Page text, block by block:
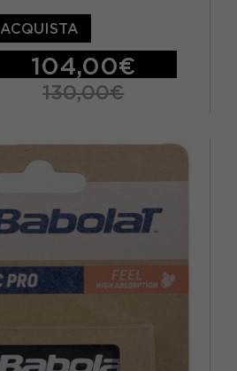
ACQUISTA
104,00€
130,00€